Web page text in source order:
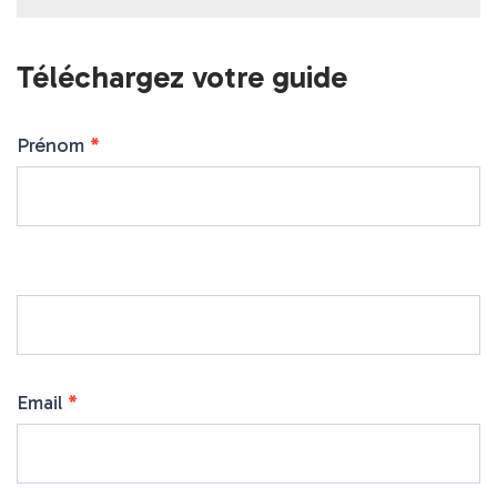
Téléchargez votre guide
Guide
Certification
Prénom *
Email *